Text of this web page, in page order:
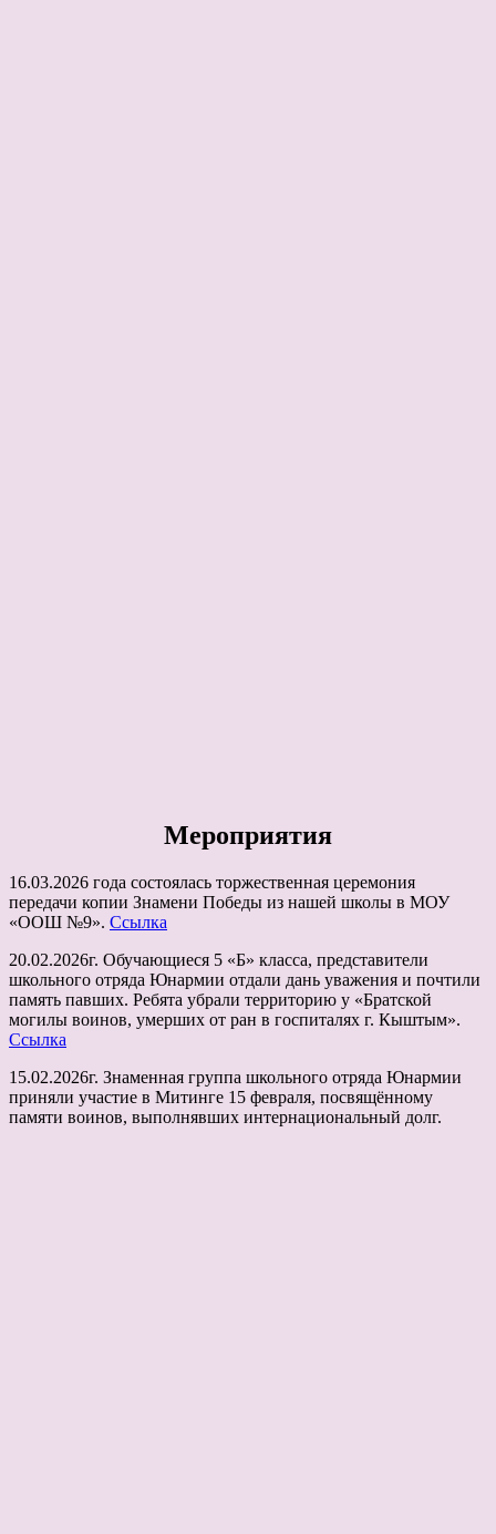
Мероприятия
16.03.2026 года состоялась торжественная церемония
передачи копии Знамени Победы из нашей школы в МОУ
«ООШ №9». Ссылка
20.02.2026г. Обучающиеся 5 «Б» класса, представители
школьного отряда Юнармии отдали дань уважения и почтили
память павших. Ребята убрали территорию у «Братской
могилы воинов, умерших от ран в госпиталях г. Кыштым».
Ссылка
15.02.2026г. Знаменная группа школьного отряда Юнармии
приняли участие в Митинге 15 февраля, посвящённому
памяти воинов, выполнявших интернациональный долг.